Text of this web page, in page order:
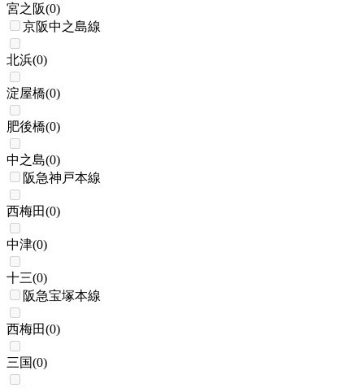
宮之阪(0)
京阪中之島線
北浜(0)
淀屋橋(0)
肥後橋(0)
中之島(0)
阪急神戸本線
西梅田(0)
中津(0)
十三(0)
阪急宝塚本線
西梅田(0)
三国(0)